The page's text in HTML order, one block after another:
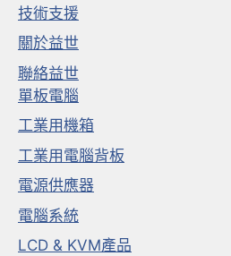
技術支援
關於益世
聯絡益世
單板電腦
工業用機箱
工業用電腦背板
電源供應器
電腦系統
LCD & KVM產品